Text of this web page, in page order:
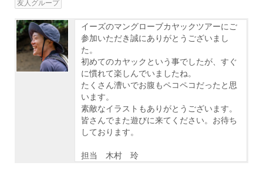
友人グループ
イーズのマングローブカヤックツアーにご
参加いただき誠にありがとうございまし
た。
初めてのカヤックという事でしたが、すぐ
に慣れて楽しんでいましたね。
たくさん漕いでお腹もペコペコだったと思
います。
素敵なイラストもありがとうございます。
皆さんでまた遊びに来てください。お待ち
しております。
担当 木村 玲